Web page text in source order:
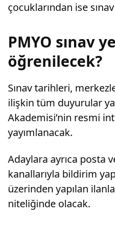
çocuklarından ise
PMYO sınav
öğrenilecek?
Sınav tarihleri,
ilişkin tüm duyurular
Akademisi’nin resmi
yayımlanacak.
Adaylara ayrıca posta
kanallarıyla bildirim
üzerinden yapılan
niteliğinde olacak.